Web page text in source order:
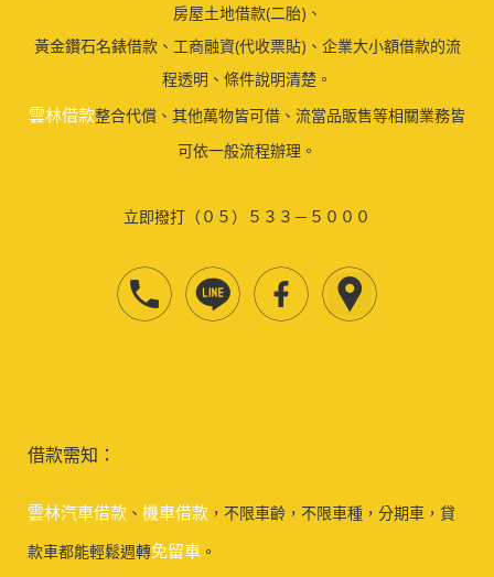
房屋土地借款(二胎)、
黃金鑽石名錶借款、工商融資(代收票貼)、企業大小額借款的流
程透明、條件說明清楚。
雲林借款整合代償、其他萬物皆可借、流當品販售等相關業務皆
可依一般流程辦理。
立即撥打（０５）５３３－５０００
借款需知：
雲林汽車借款 、 機車借款 ，不限車齡，不限車種，分期車，貸
款車都能輕鬆週轉免留車 。